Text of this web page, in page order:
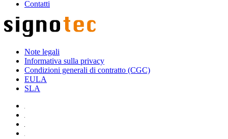
Contatti
Note legali
Informativa sulla privacy
Condizioni generali di contratto (CGC)
EULA
SLA